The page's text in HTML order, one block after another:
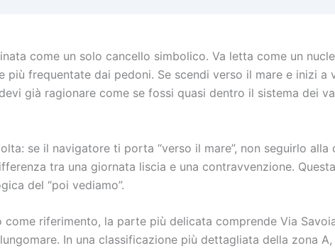
come un solo cancello simbolico. Va letta come un
frequentate dai pedoni. Se scendi verso il mare e inizi a
già ragionare come se fossi quasi dentro il sistema dei
se il navigatore ti porta “verso il mare”, non seguirlo
tra una giornata liscia e una contravvenzione.
del “poi vediamo”.
riferimento, la parte più delicata comprende Via
In una classificazione più dettagliata della zona A,